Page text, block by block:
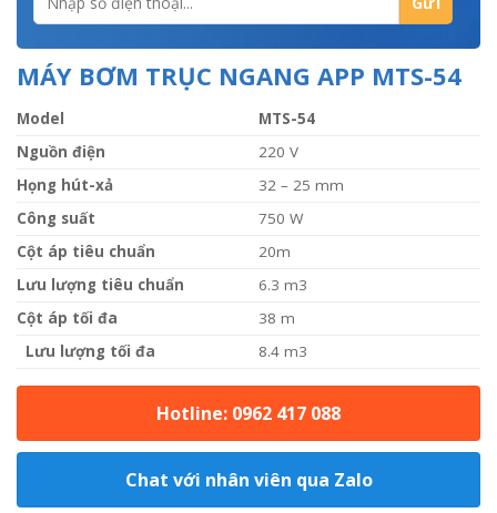
MÁY BƠM TRỤC NGANG APP MTS-54
Model
MTS-54
Nguồn điện
220 V
Họng hút-xả
32 – 25 mm
Công suất
750 W
Cột áp tiêu chuẩn
20m
Lưu lượng tiêu chuẩn
6.3 m3
Cột áp tối đa
38 m
Lưu lượng tối đa
8.4 m3
Hotline: 0962 417 088
Chat với nhân viên qua Zalo